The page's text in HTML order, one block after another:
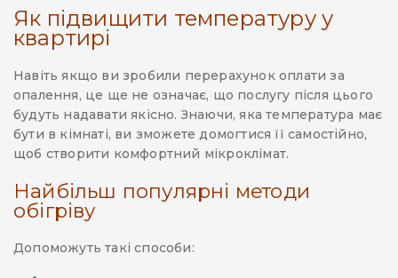
Як підвищити температуру у
квартирі
Навіть якщо ви зробили перерахунок оплати за
опалення, це ще не означає, що послугу після цього
будуть надавати якісно. Знаючи, яка температура має
бути в кімнаті, ви зможете домогтися її самостійно,
щоб створити комфортний мікроклімат.
Найбільш популярні методи
обігріву
Допоможуть такі способи: